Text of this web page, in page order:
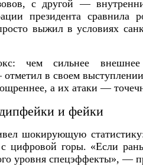
с другой —
президента сравнила
выжил в условиях
чем сильнее внешнее
в своем выступлении
а их атаки —
и фейки
шокирующую
цифровой горы. «Если
уровня спецэффекты», —